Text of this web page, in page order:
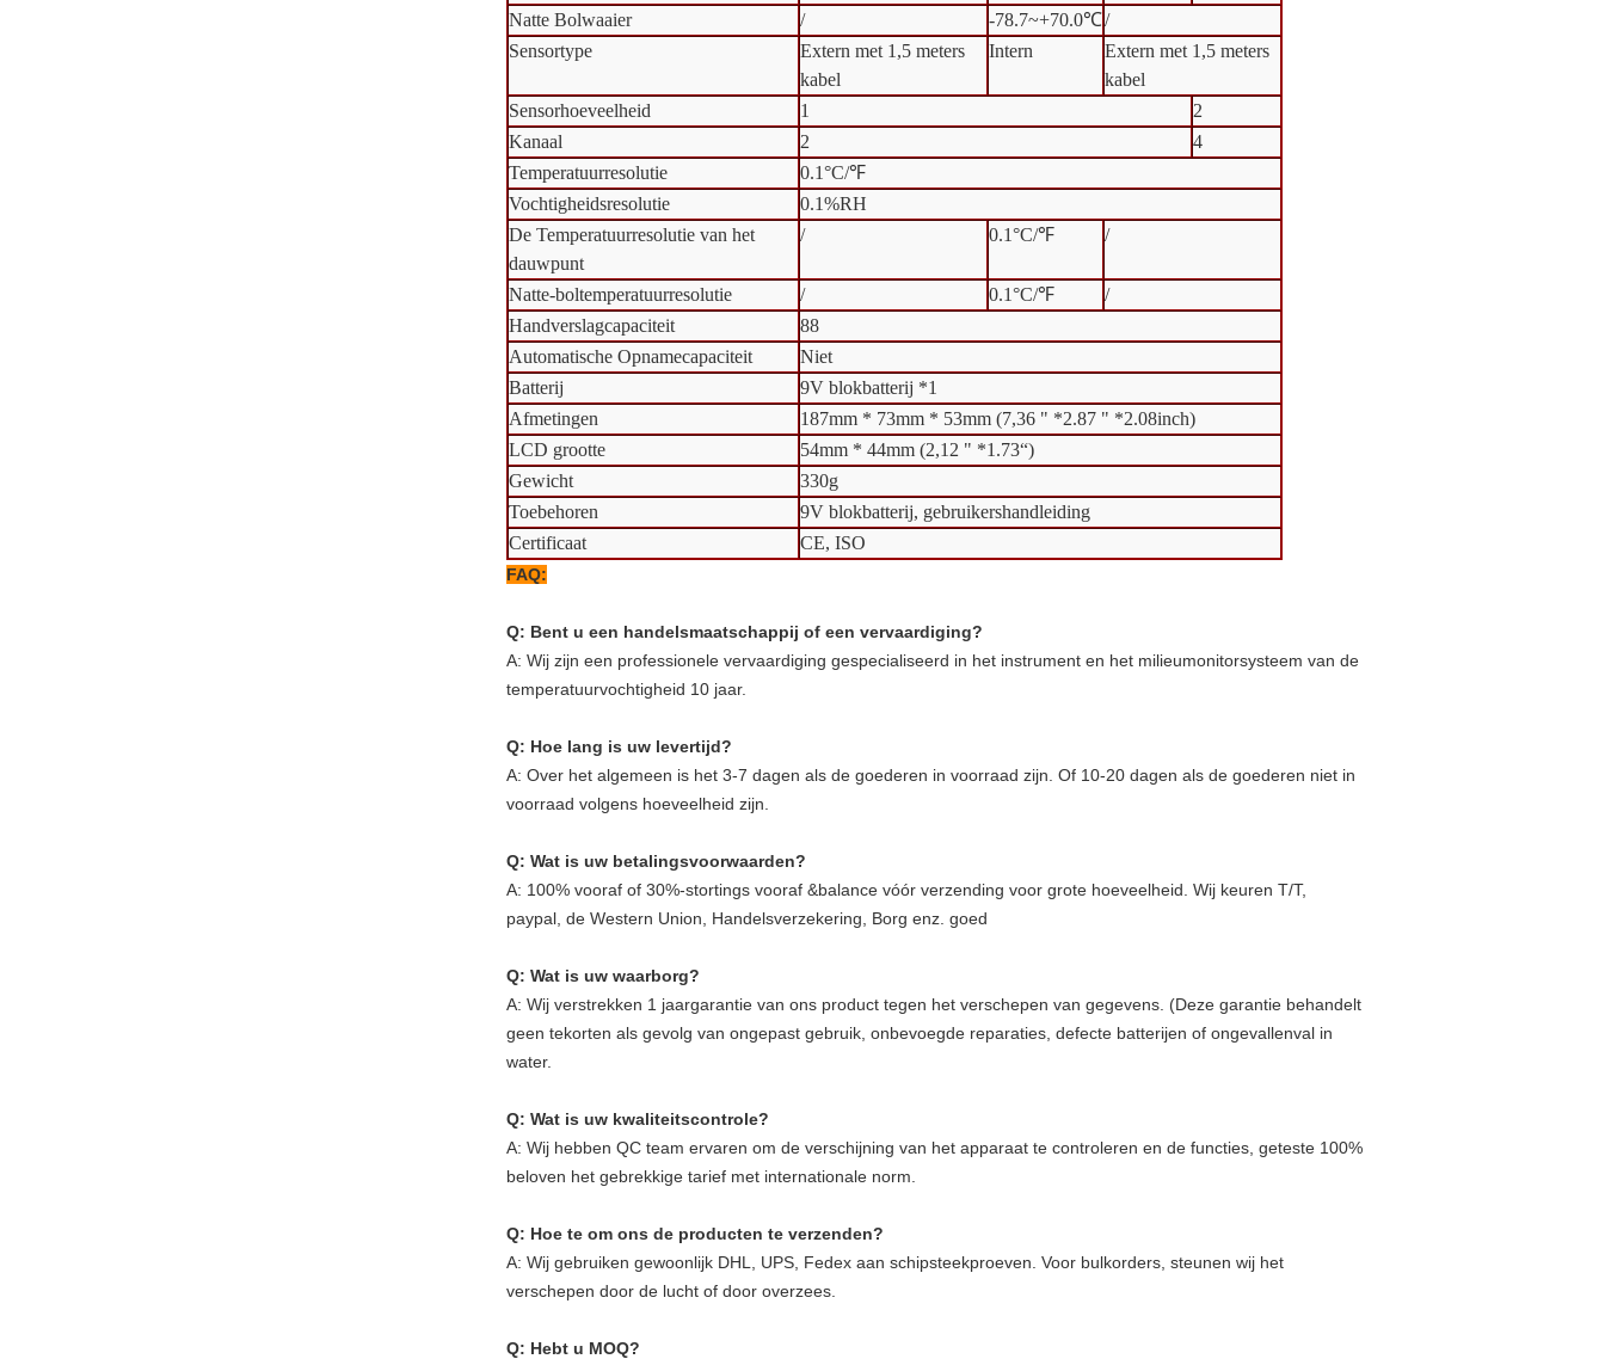
Natte Bolwaaier
/ -78.7~+70.0℃/
Sensortype
Extern met 1,5 meters
kabel
Intern
Extern met 1,5 meters
kabel
Sensorhoeveelheid
1
2
Kanaal
2
4
Temperatuurresolutie
0.1°C/℉
Vochtigheidsresolutie
0.1%RH
De Temperatuurresolutie van het
dauwpunt
/ 0.1°C/℉ /
Natte-boltemperatuurresolutie / 0.1°C/℉
/
Handverslagcapaciteit
88
Automatische Opnamecapaciteit
Niet
Batterij
9V blokbatterij *1
Afmetingen
187mm * 73mm * 53mm (7,36 " *2.87 " *2.08inch)
LCD grootte
54mm * 44mm (2,12 " *1.73“)
Gewicht
330g
Toebehoren
9V blokbatterij, gebruikershandleiding
Certificaat
CE, ISO
FAQ:
Q: Bent u een handelsmaatschappij of een vervaardiging?
A: Wij zijn een professionele vervaardiging gespecialiseerd in het instrument en het milieumonitorsysteem van de
temperatuurvochtigheid 10 jaar.
Q: Hoe lang is uw levertijd?
A: Over het algemeen is het 3-7 dagen als de goederen in voorraad zijn. Of 10-20 dagen als de goederen niet in
voorraad volgens hoeveelheid zijn.
Q: Wat is uw betalingsvoorwaarden?
A: 100% vooraf of 30%-stortings vooraf &balance vóór verzending voor grote hoeveelheid. Wij keuren T/T,
paypal, de Western Union, Handelsverzekering, Borg enz. goed
Q: Wat is uw waarborg?
A: Wij verstrekken 1 jaargarantie van ons product tegen het verschepen van gegevens. (Deze garantie behandelt
geen tekorten als gevolg van ongepast gebruik, onbevoegde reparaties, defecte batterijen of ongevallenval in
water.
Q: Wat is uw kwaliteitscontrole?
A: Wij hebben QC team ervaren om de verschijning van het apparaat te controleren en de functies, geteste 100%
beloven het gebrekkige tarief met internationale norm.
Q: Hoe te om ons de producten te verzenden?
A: Wij gebruiken gewoonlijk DHL, UPS, Fedex aan schipsteekproeven. Voor bulkorders, steunen wij het
verschepen door de lucht of door overzees.
Q: Hebt u MOQ?